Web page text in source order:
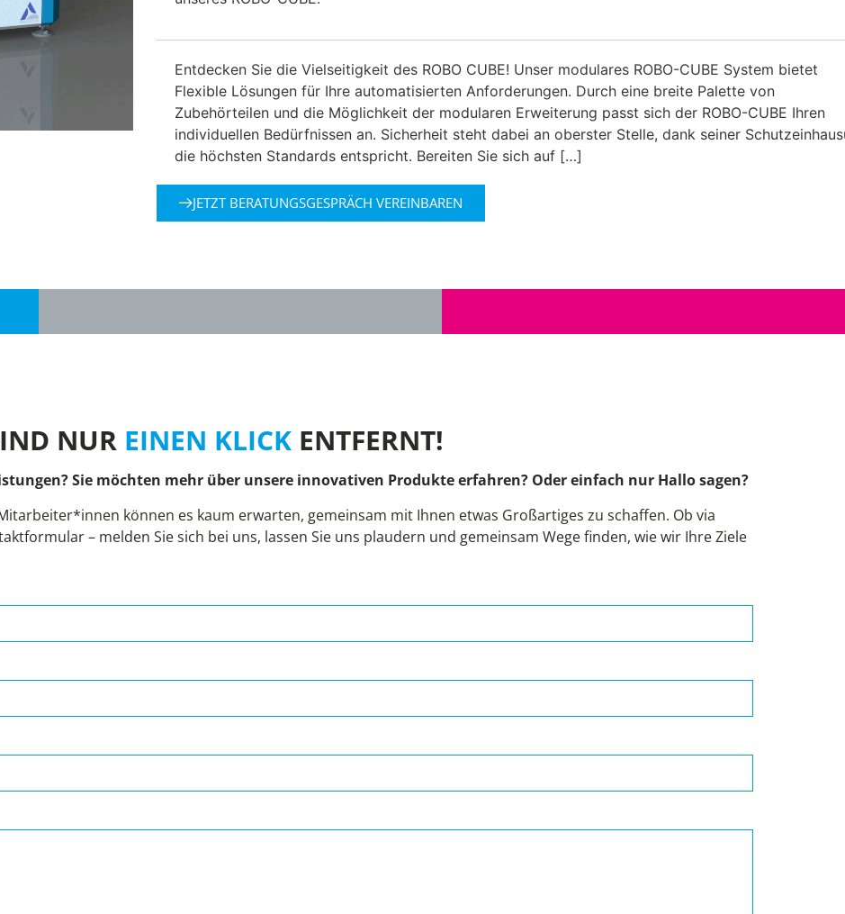
Entdecken Sie die Vielseitigkeit des ROBO CUBE! Unser modulares ROBO-CUBE System bietet
Flexible Lösungen für Ihre automatisierten Anforderungen. Durch eine breite Palette von
Zubehörteilen und die Möglichkeit der modularen Erweiterung passt sich der ROBO-CUBE Ihren
individuellen Bedürfnissen an. Sicherheit steht dabei an oberster Stelle, dank seiner
die höchsten Standards entspricht. Bereiten Sie sich auf […]
JETZT BERATUNGSGESPRÄCH VEREINBAREN
NUR EINEN KLICK ENTFERNT!
Sie möchten mehr über unsere innovativen Produkte erfahren? Oder einfach nur Hallo sagen?
können es kaum erwarten, gemeinsam mit Ihnen etwas Großartiges zu schaffen. Ob via
– melden Sie sich bei uns, lassen Sie uns plaudern und gemeinsam Wege finden, wie wir Ihre Ziele